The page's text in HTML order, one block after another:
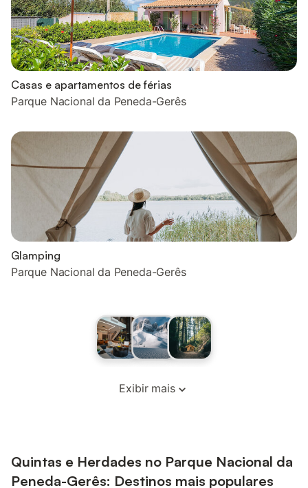
Casas e apartamentos de férias
Parque Nacional da Peneda-Gerês
Glamping
Parque Nacional da Peneda-Gerês
Exibir mais
Quintas e Herdades no Parque Nacional da
Peneda-Gerês: Destinos mais populares